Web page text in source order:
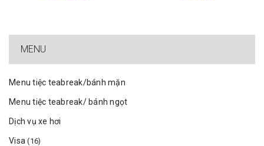
MENU
Menu tiệc teabreak/bánh mặn
Menu tiệc teabreak/ bánh ngọt
Dịch vụ xe hơi
Visa(16)